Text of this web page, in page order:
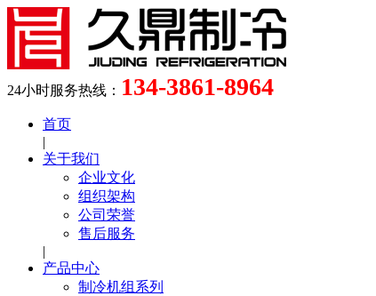
24小时服务热线： 134-3861-8964
首页
|
关于我们
企业文化
组织架构
公司荣誉
售后服务
|
产品中心
制冷机组系列